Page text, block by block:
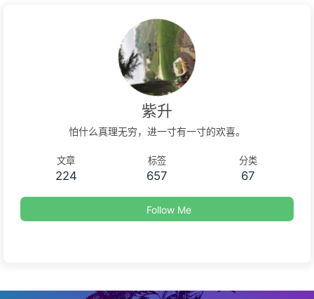
紫升
怕什么真理无穷，进一寸有一寸的欢喜。
文章
224
标签
657
分类
67
Follow Me